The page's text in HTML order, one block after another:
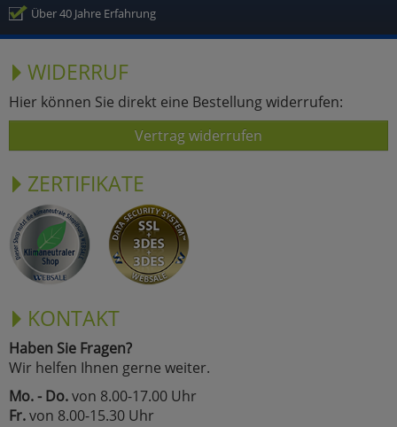
Über 40 Jahre Erfahrung
WIDERRUF
Hier können Sie direkt eine Bestellung widerrufen:
Vertrag widerrufen
ZERTIFIKATE
KONTAKT
Haben Sie Fragen?
Wir helfen Ihnen gerne weiter.
Mo. - Do.von 8.00-17.00 Uhr
Fr.von 8.00-15.30 Uhr